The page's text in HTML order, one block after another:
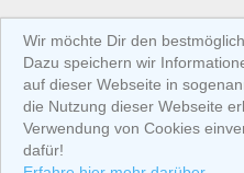
Copyright © 2026 IBIZA at Home.
Wir möchte Dir den
Dazu speichern wir
auf dieser Webseite in
die Nutzung dieser Webseite
Verwendung von Cookies
dafür!